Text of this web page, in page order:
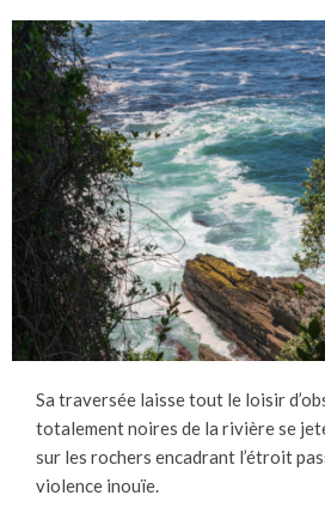
Sa traversée laisse tout le loisir
totalement noires de la rivière se
sur les rochers encadrant l’étroit
violence inouïe.